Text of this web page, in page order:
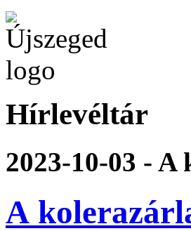
Hírlevéltár
2023-10-03 -
A